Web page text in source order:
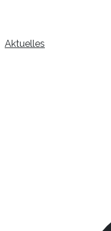
Aktuelles